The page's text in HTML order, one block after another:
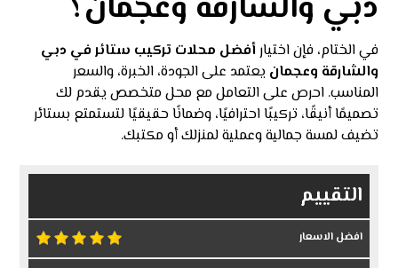
في الختام، فإن اختيارأفضل محلات تركيب ستائر في دبي
والشارقة وعجمان يعتمد على الجودة، الخبرة، والسعر
المناسب. احرص على التعامل مع محل متخصص يقدم لك
تصميمًا أنيقًا، تركيبًا احترافيًا، وضمانًا حقيقيًا لتستمتع بستائر
تضيف لمسة جمالية وعملية لمنزلك أو مكتبك.
التقييم
افضل الاسعار